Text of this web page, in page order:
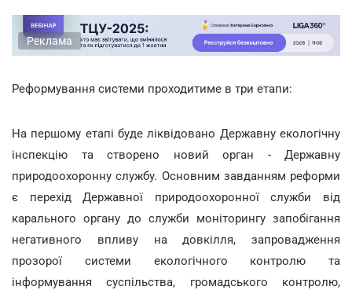
Реклама
Реформування системи проходитиме в три етапи:
На першому етапі буде ліквідовано Державну екологічну
інспекцію та створено новий орган - Державну
природоохоронну службу. Основним завданням реформи
є перехід Державної природоохоронної служби від
карального органу до служби моніторингу запобігання
негативного впливу на довкілля, запровадження
прозорої системи екологічного контролю та
інформування суспільства, громадського контролю,